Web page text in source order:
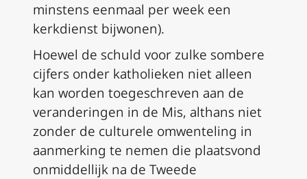
minstens eenmaal per week een
kerkdienst bijwonen).
Hoewel de schuld voor zulke sombere
cijfers onder katholieken niet alleen
kan worden toegeschreven aan de
veranderingen in de Mis, althans niet
zonder de culturele omwenteling in
aanmerking te nemen die plaatsvond
onmiddellijk na de Tweede